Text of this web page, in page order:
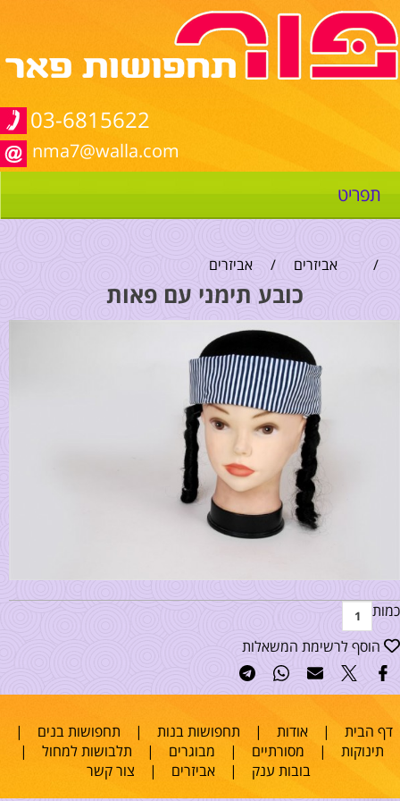
03-6815622
nma7@walla.com
תפריט
/ אביזרים / אביזרים
כובע תימני עם פאות
כמות
הוסף לרשימת המשאלות
דף הבית |אודות | תחפושות בנות | תחפושות בנים |
תינוקות | מסורתיים | מבוגרים | תלבושות למחול |
בובות ענק |אביזרים | צור קשר